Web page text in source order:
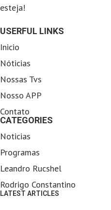
esteja!
USERFUL LINKS
Inicio
Nóticias
Nossas Tvs
Nosso APP
Contato
CATEGORIES
Noticias
Programas
Leandro Rucshel
Rodrigo Constantino
LATEST ARTICLES